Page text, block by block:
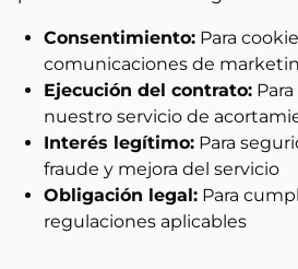
Consentimiento: Para
comunicaciones de
Ejecución del contrato:
nuestro servicio de
Interés legítimo: Para
fraude y mejora del servicio
Obligación legal: Para
regulaciones aplicables